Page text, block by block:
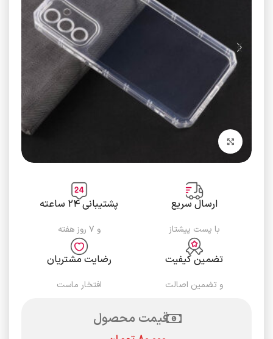
ارسال سریع
با پست پیشتاز
پشتیبانی ۲۴ ساعته
و ۷ روز هفته
تضمین کیفیت
و تضمین اصالت
رضایت مشتریان
افتخار ماست
قیمت محصول